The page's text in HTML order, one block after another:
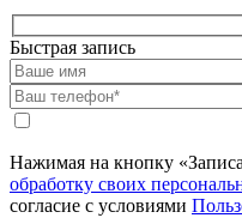
Быстрая запись
Нажимая на кнопку
обработку своих
согласие с условиями